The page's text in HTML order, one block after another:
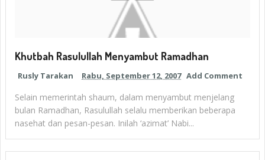
Khutbah Rasulullah Menyambut Ramadhan
Rusly Tarakan Rabu, September 12, 2007 Add Comment
Selain memerintah shaum, dalam menyambut menjelang
bulan Ramadhan, Rasulullah selalu memberikan beberapa
nasehat dan pesan-pesan. Inilah ‘azimat’ Nabi...